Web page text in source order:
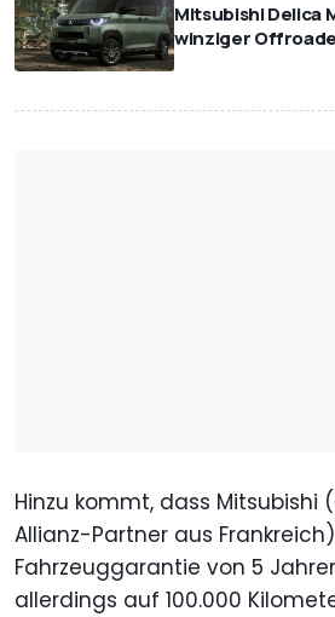
Mitsubishi Delica
winziger
Hinzu kommt, dass Mitsubishi
Allianz-Partner aus
Fahrzeuggarantie von 5
allerdings auf 100.000